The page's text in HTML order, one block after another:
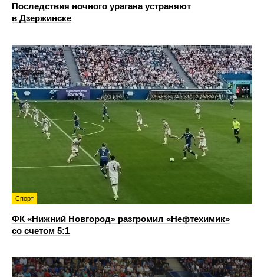
Последствия ночного урагана устраняют
в Дзержинске
Спорт
ФК «Нижний Новгород» разгромил «Нефтехимик»
со счетом 5:1